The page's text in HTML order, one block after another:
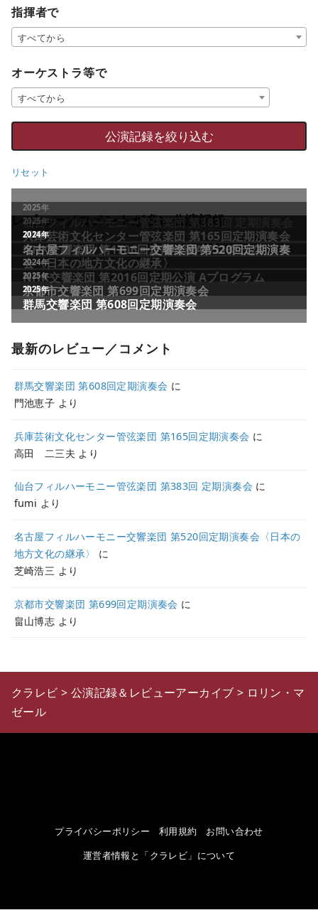
指揮者で
すべてから
オーケストラ等で
すべてから
リセット
レビュー／コメントが多い公演記録
最新のレビュー／コメント
群馬交響楽団 第608回定期演奏会 に
門池恵子 より
兵庫芸術文化センター管弦楽団 第165回定期演奏会 に
高田 二三夫 より
仙台フィルハーモニー管弦楽団 第383回 定期演奏会 に
fumi より
名古屋フィルハーモニー交響楽団 第520回定期演奏会〈日本の
地方文化の継承〉
に
芝崎浩三 より
京都市交響楽団 第699回定期演奏会 に
畠山博志 より
クラレビ > 公演記録＆レビューアーカイブ > ロリン・マ
ゼール
プライバシーポリシー 利用規約
お問い合わせ
運営者情報と「クラレビ」について